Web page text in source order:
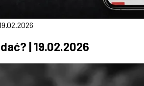
| 19.02.2026